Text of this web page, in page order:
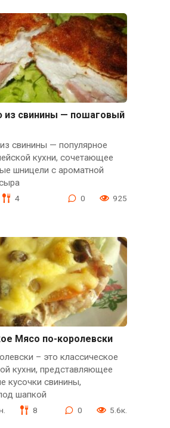
из свинины — пошаговый
свинины — популярное
кухни, сочетающее
шницели с ароматной
4 0 925
Мясо по-королевски
– это классическое
кухни, представляющее
кусочки свинины,
шапкой
8 0 5.6к.